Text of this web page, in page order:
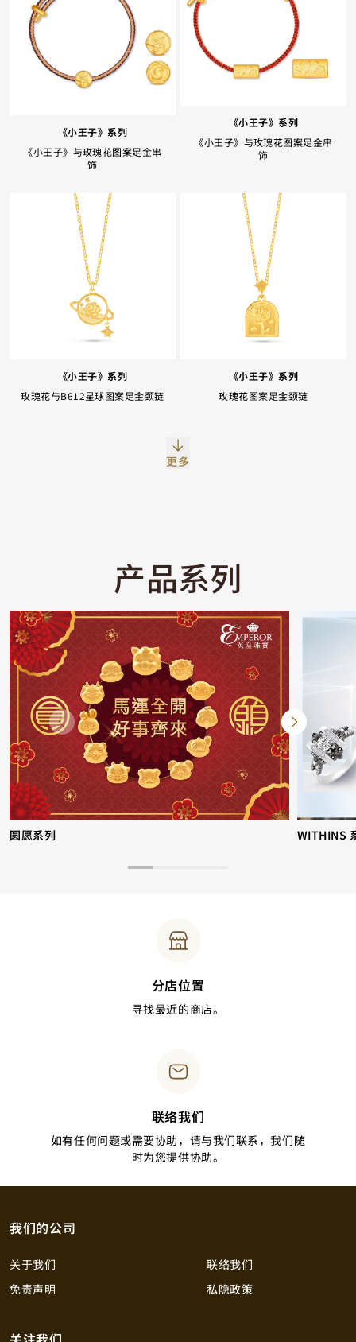
《小王子》系列
《小王子》与玫瑰花图案足金串
饰
《小王子》系列
《小王子》与玫瑰花图案足金串
饰
《小王子》系列
玫瑰花与B612星球图案足金颈链
《小王子》系列
玫瑰花图案足金颈链
更多
产品系列
圆愿系列 WITHINS
分店位置
寻找最近的商店。
联络我们
如有任何问题或需要协助，请与我们联系，我们随
时为您提供协助。
我们的公司
关于我们
联络我们
免责声明
私隐政策